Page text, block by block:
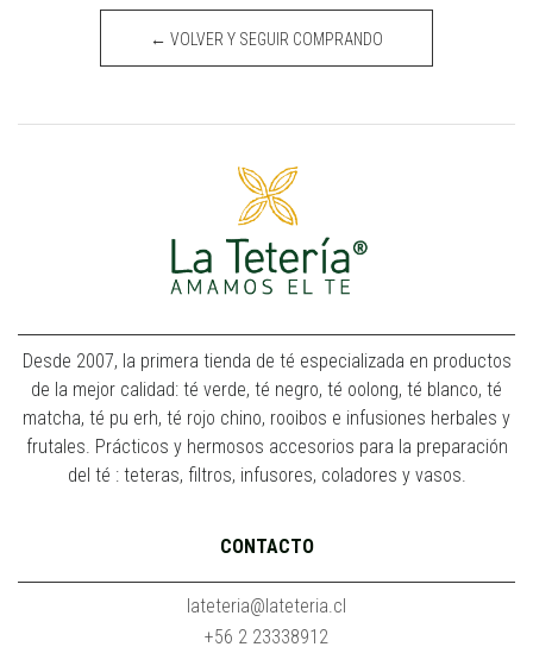
← VOLVER Y SEGUIR COMPRANDO
Desde 2007, la primera tienda de té especializada en productos
de la mejor calidad: té verde, té negro, té oolong, té blanco, té
matcha, té pu erh, té rojo chino, rooibos e infusiones herbales y
frutales. Prácticos y hermosos accesorios para la preparación
del té : teteras, filtros, infusores, coladores y vasos.
CONTACTO
lateteria@lateteria.cl
+56 2 23338912